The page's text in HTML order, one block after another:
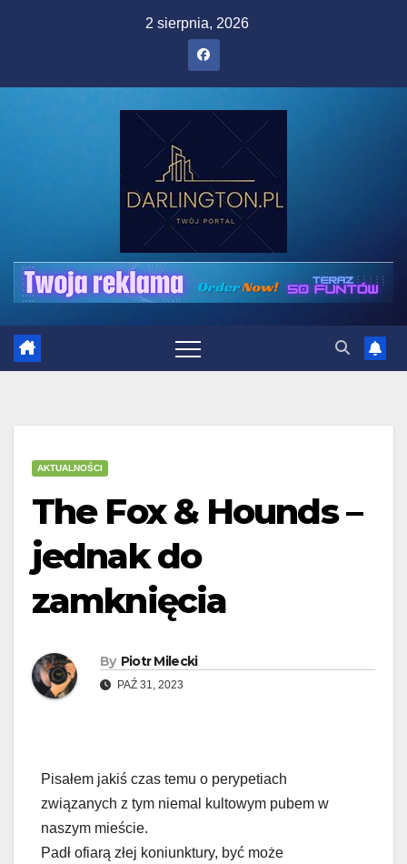
2 sierpnia, 2026
AKTUALNOŚCI
The Fox & Hounds –
jednak do
zamknięcia
By Piotr Milecki
PAŹ 31, 2023
Pisałem jakiś czas temu o perypetiach
związanych z tym niemal kultowym pubem w
naszym mieście.
Padł ofiarą złej koniunktury, być może